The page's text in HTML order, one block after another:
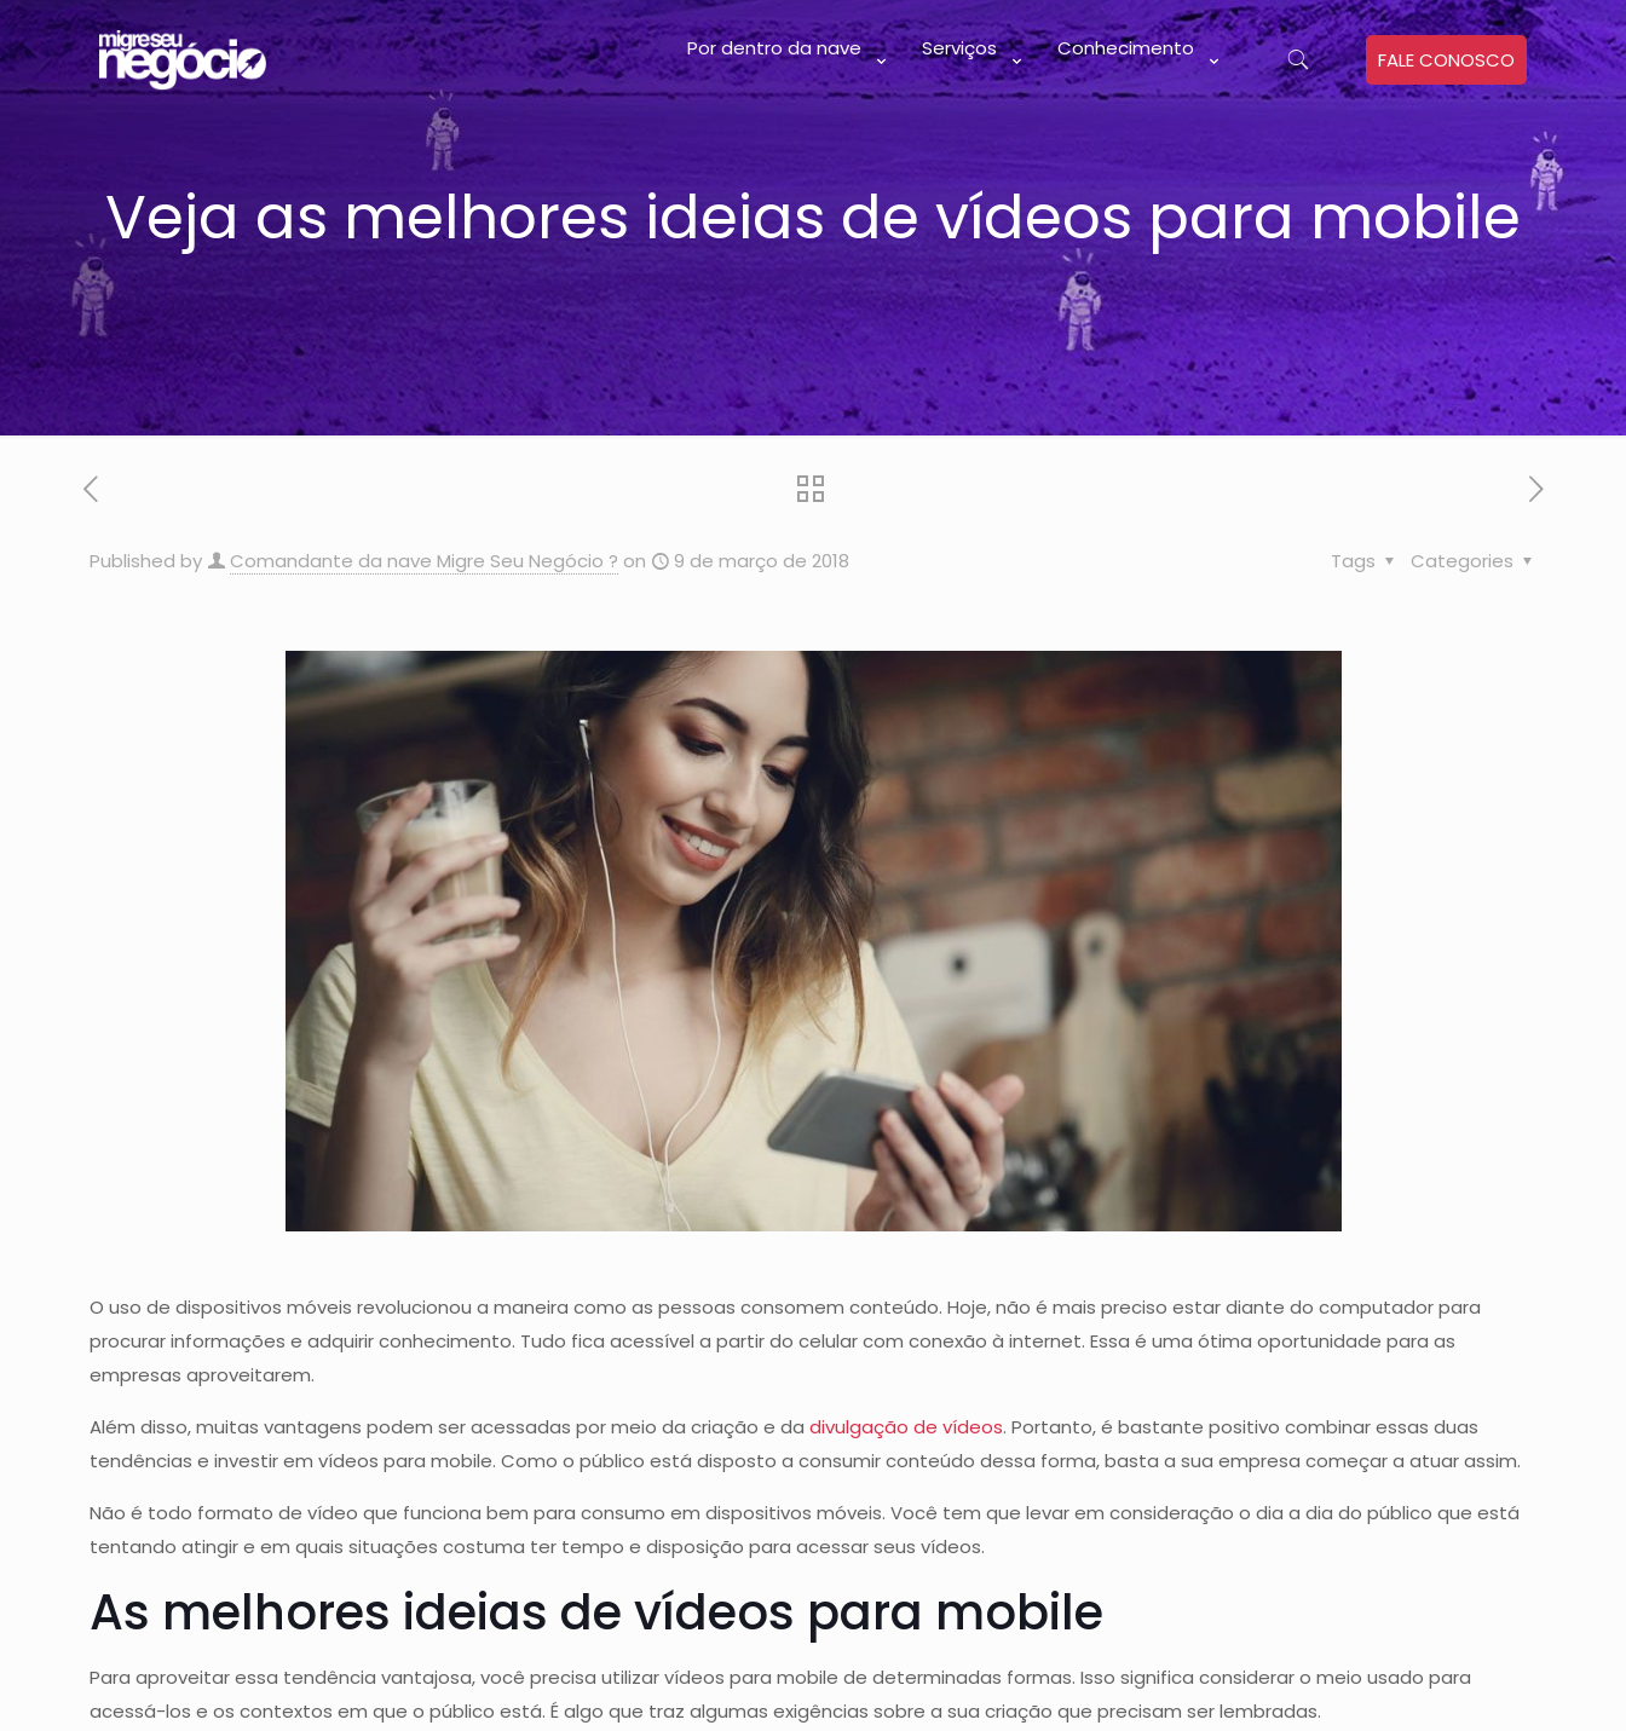
Por dentro da nave Serviços Conhecimento FALE CONOSCO
Veja as melhores ideias de vídeos para mobile
Published by Comandante da nave Migre Seu Negócio ? on 9 de março de 2018 Categories
Tags
O uso de dispositivos móveis revolucionou a maneira como as pessoas consomem conteúdo. Hoje, não é mais preciso estar diante do computador para
procurar informações e adquirir conhecimento. Tudo fica acessível a partir do celular com conexão à internet. Essa é uma ótima oportunidade para as
empresas aproveitarem.
Além disso, muitas vantagens podem ser acessadas por meio da criação e dadivulgação de vídeos. Portanto, é bastante positivo combinar essas duas
tendências e investir em vídeos para mobile. Como o público está disposto a consumir conteúdo dessa forma, basta a sua empresa começar a atuar assim.
Não é todo formato de vídeo que funciona bem para consumo em dispositivos móveis. Você tem que levar em consideração o dia a dia do público que está
tentando atingir e em quais situações costuma ter tempo e disposição para acessar seus vídeos.
As melhores ideias de vídeos para mobile
Para aproveitar essa tendência vantajosa, você precisa utilizar vídeos para mobile de determinadas formas. Isso significa considerar o meio usado para
acessá-los e os contextos em que o público está. É algo que traz algumas exigências sobre a sua criação que precisam ser lembradas.